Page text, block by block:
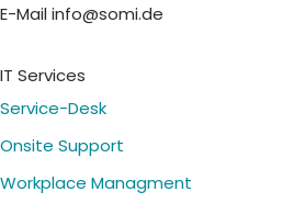
E-Mail info@somi.de
IT Services
Service-Desk
Onsite Support
Workplace Managment